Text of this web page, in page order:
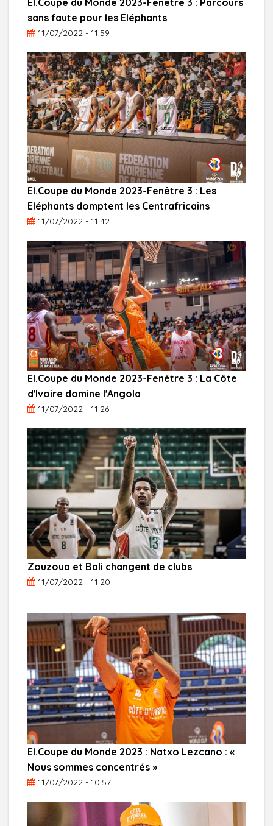
sans faute pour les Eléphants
11/07/2022 - 11:59
El.Coupe du Monde 2023-Fenêtre 3 : Les
Eléphants domptent les Centrafricains
11/07/2022 - 11:42
El.Coupe du Monde 2023-Fenêtre 3 : La Côte
d'Ivoire domine l'Angola
11/07/2022 - 11:26
Zouzoua et Bali changent de clubs
11/07/2022 - 11:20
El.Coupe du Monde 2023 : Natxo Lezcano : «
Nous sommes concentrés »
11/07/2022 - 10:57